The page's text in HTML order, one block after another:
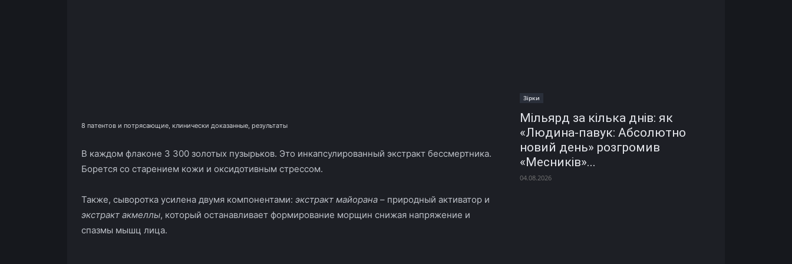
8 патентов и потрясающие, клинически доказанные, результаты
В каждом флаконе 3 300 золотых пузырьков. Это инкапсулированный экстракт бессмертника.
Борется со старением кожи и оксидотивным стрессом.
Также, сыворотка усилена двумя компонентами: экстракт майорана – природный активатор и
экстракт акмеллы, который останавливает формирование морщин снижая напряжение и
спазмы мышц лица.
Зірки
Мільярд за кілька днів: як
«Людина-павук: Абсолютно
новий день» розгромив
«Месників»...
04.08.2026